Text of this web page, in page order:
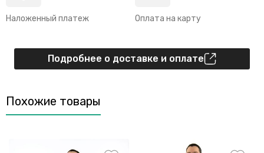
Наложенный платеж Оплата на карту
Подробнее о доставке и оплате
Похожие товары